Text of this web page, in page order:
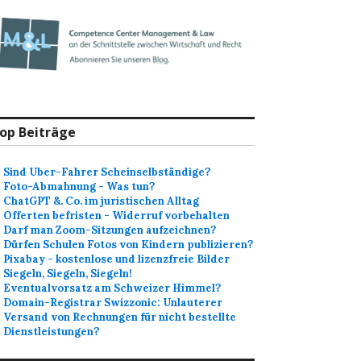
Beiträge
Sind Uber-Fahrer Scheinselbständige?
Foto-Abmahnung - Was tun?
ChatGPT &. Co. im juristischen Alltag
Offerten befristen - Widerruf vorbehalten
Darf man Zoom-Sitzungen aufzeichnen?
Dürfen Schulen Fotos von Kindern publizieren?
Pixabay - kostenlose und lizenzfreie Bilder
Siegeln, Siegeln, Siegeln!
Eventualvorsatz am Schweizer Himmel?
Domain-Registrar Swizzonic: Unlauterer
Versand von Rechnungen für nicht bestellte
Dienstleistungen?